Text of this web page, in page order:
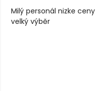
Milý personál nizke ceny
velký výběr